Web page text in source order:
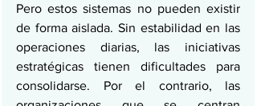
Pero estos sistemas no pueden existir
de forma aislada. Sin estabilidad en las
operaciones diarias, las iniciativas
estratégicas tienen dificultades para
consolidarse. Por el contrario, las